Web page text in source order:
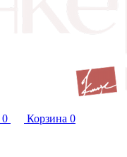
0 Корзина 0